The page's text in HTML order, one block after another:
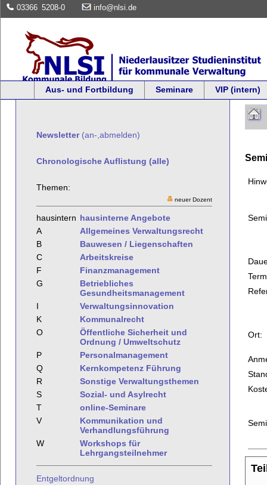
03366 5208-0 info@nlsi.de
Aus- und Fortbildung Seminare VIP (intern)
Newsletter(an-,abmelden)
Chronologische Auflistung (alle)
Themen:
neuer Dozent
hausintern hausinterne Angebote
A
Allgemeines Verwaltungsrecht
B
Bauwesen / Liegenschaften
C
Arbeitskreise
F
Finanzmanagement
G
Betriebliches
Gesundheitsmanagement
I
Verwaltungsinnovation
K
Kommunalrecht
O
Öffentliche Sicherheit und
Ordnung / Umweltschutz
P
Personalmanagement
Q
Kernkompetenz Führung
R
Sonstige Verwaltungsthemen
S
Sozial- und Asylrecht
T
online-Seminare
V
Kommunikation und
Verhandlungsführung
W
Workshops für
Lehrgangsteilnehmer
Entgeltordnung
Ort: